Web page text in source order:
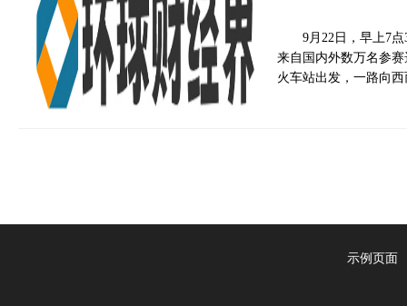
9月22日，早上7
来自国内外数万名参
火车站出发，一路向
示例页面